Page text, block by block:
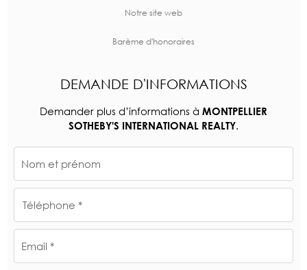
Notre site web
Barème d'honoraires
DEMANDE D'INFORMATIONS
Demander plus d’informations à MONTPELLIER
SOTHEBY'S INTERNATIONAL REALTY.
Nom et prénom
Téléphone *
Email *